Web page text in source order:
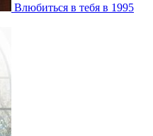
Влюбиться в тебя в 1995